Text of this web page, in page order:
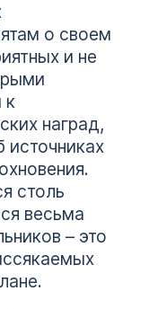
о своем
и не
к
наград,
столь
весьма
– это